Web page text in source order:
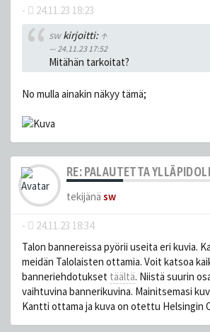
- 24.11.23 18:23
swkirjoitti: ↑
24.11.23 17:52
Mitähän tarkoitat?
No mulla ainakin näkyy tämä;
RE: PALAUTETTA
tekijänä sw
- 24.11.23 18:34
Talon bannereissa pyörii useita eri kuvia.
meidän Talolaisten ottamia. Voit katsoa
banneriehdotukset täältä. Niistä suurin
vaihtuvina bannerikuvina. Mainitsemasi
Kantti ottama ja kuva on otettu Helsingin